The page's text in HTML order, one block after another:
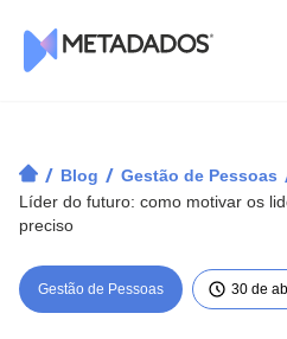
/ Blog / Gestão de Pessoas
Líder do futuro: como motivar os
preciso
Gestão de Pessoas 30 de